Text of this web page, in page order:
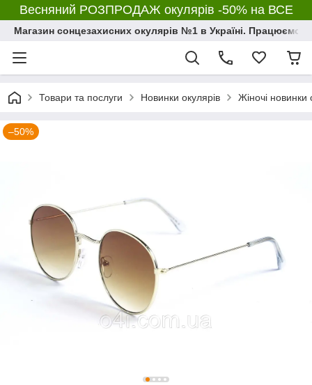
Весняний РОЗПРОДАЖ окулярів -50% на ВСЕ
Магазин сонцезахисних окулярів №1 в Україні. Працюємо з
Товари та послуги Новинки окулярів Жіночі новинки
–50%